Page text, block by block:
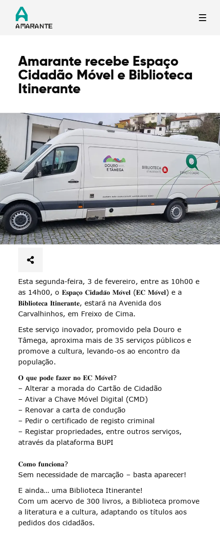
Termo de Pesquisa
Categorias gerais
Filtros
Amarante recebe Espaço
Cidadão Móvel e Biblioteca
Itinerante
Esta segunda-feira, 3 de fevereiro, entre as 10h00 e
as 14h00, o 𝐄𝐬𝐩𝐚𝐜̧𝐨 𝐂𝐢𝐝𝐚𝐝𝐚̃𝐨 𝐌𝐨́𝐯𝐞𝐥 (𝐄𝐂 𝐌𝐨́𝐯𝐞𝐥) e a
𝐁𝐢𝐛𝐥𝐢𝐨𝐭𝐞𝐜𝐚 𝐈𝐭𝐢𝐧𝐞𝐫𝐚𝐧𝐭𝐞, estará na Avenida dos
Carvalhinhos, em Freixo de Cima.
Este serviço inovador, promovido pela Douro e
Tâmega, aproxima mais de 35 serviços públicos e
promove a cultura, levando-os ao encontro da
população.
𝐎 𝐪𝐮𝐞 𝐩𝐨𝐝𝐞 𝐟𝐚𝐳𝐞𝐫 𝐧𝐨 𝐄𝐂 𝐌𝐨́𝐯𝐞𝐥?
–Alterar a morada do Cartão de Cidadão
–Ativar a Chave Móvel Digital (CMD)
– Renovar a carta de condução
– Pedir o certificado de registo criminal
– Registar propriedades, entre outros serviços,
através da plataforma BUPI
𝐂𝐨𝐦𝐨 𝐟𝐮𝐧𝐜𝐢𝐨𝐧𝐚?
Sem necessidade de marcação – basta aparecer!
E ainda… uma Biblioteca Itinerante!
Com um acervo de 300 livros, a Biblioteca promove
a literatura e a cultura, adaptando os títulos aos
pedidos dos cidadãos.